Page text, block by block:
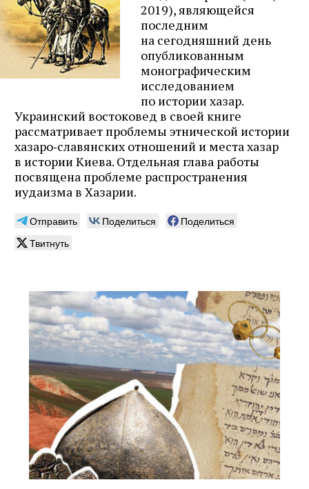
2019), являющейся
последним
на сегодняшний день
опубликованным
монографическим
иcследованием
по истории хазар.
Украинский востоковед в своей книге
рассматривает проблемы этнической истории
хазаро‑славянских отношений и места хазар
в истории Киева. Отдельная глава работы
посвящена проблеме распространения
иудаизма в Хазарии.
Отправить Поделиться
Поделиться
Твитнуть